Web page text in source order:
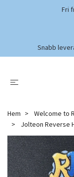
Fri
Snabb
Hem Welcome to
Jolteon Reverse